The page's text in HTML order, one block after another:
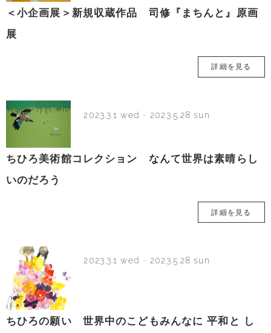
＜小企画展＞新規収蔵作品 司修『まちんと』原画
展
詳細を見る
2023.3.1 wed - 2023.5.28 sun
ちひろ美術館コレクション なんて世界は素晴らし
いのだろう
詳細を見る
2023.3.1 wed -2023.5.28 sun
ちひろの願い 世界中のこどもみんなに 平和と し